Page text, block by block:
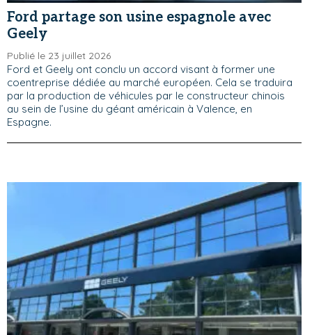
Ford partage son usine espagnole avec
Geely
Publié le 23 juillet 2026
Ford et Geely ont conclu un accord visant à former une
coentreprise dédiée au marché européen. Cela se traduira
par la production de véhicules par le constructeur chinois
au sein de l’usine du géant américain à Valence, en
Espagne.